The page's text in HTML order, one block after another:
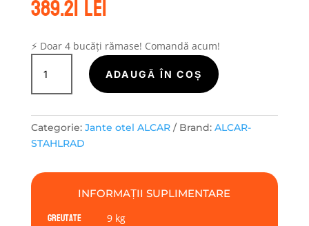
389.21lei
⚡ Doar 4 bucăți rămase! Comandă acum!
Cantitate
Janta
tabla
ALCAR
STAHLRAD
STAHLRAD
7.50x17
5/108/52/63,4
[1janta=1
ADAUGĂ ÎN COȘ
Categorie: Jante otel ALCAR Brand: ALCAR-
STAHLRAD
INFORMAȚII SUPLIMENTARE
Greutate 9 kg